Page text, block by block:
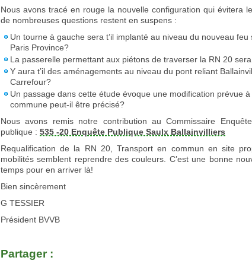
Nous avons tracé en rouge la nouvelle configuration qui évitera
de nombreuses questions restent en suspens :
Un tourne à gauche sera t’il implanté au niveau du nouveau
Paris Province?
La passerelle permettant aux piétons de traverser la RN 20
Y aura t’il des aménagements au niveau du pont reliant
Carrefour?
Un passage dans cette étude évoque une modification prévue
commune peut-il être précisé?
Nous avons remis notre contribution au Commissaire
publique : 535 -20 Enquête Publique Saulx Ballainvilliers
Requalification de la RN 20, Transport en commun en site
mobilités semblent reprendre des couleurs. C’est une bonne
temps pour en arriver là!
Bien sincèrement
G TESSIER
Président BVVB
Partager :